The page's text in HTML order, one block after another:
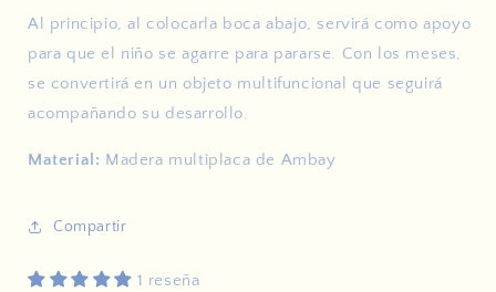
Al principio, al colocarla boca abajo, servirá como apoyo
para que el niño se agarre para pararse. Con los meses,
se convertirá en un objeto multifuncional que seguirá
acompañando su desarrollo.
Material: Madera multiplaca de Ambay
Compartir
1 reseña